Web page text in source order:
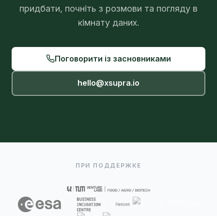
придбати, почніть з розмови та погляду в
кімнату даних.
Поговорити із засновниками
hello@xsupra.io
ПРИ ПОДДЕРЖКЕ